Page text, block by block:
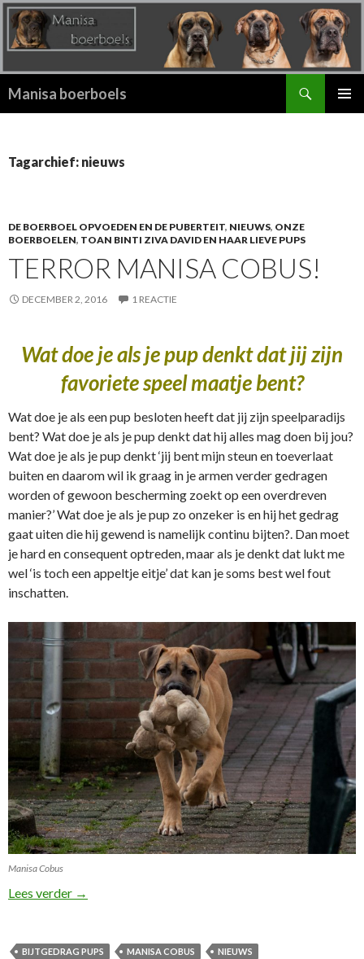
Manisa boerboels
Tagarchief: nieuws
DE BOERBOEL OPVOEDEN EN DE PUBERTEIT, NIEUWS, ONZE
BOERBOELEN, TOAN BINTI ZIVA DAVID EN HAAR LIEVE PUPS
TERROR MANISA COBUS!
DECEMBER 2, 2016 1 REACTIE
Wat doe je als je pup denkt dat jij zijn
favoriete speel maatje bent?
Wat doe je als een pup besloten heeft dat jij zijn speelparadijs
bent? Wat doe je als je pup denkt dat hij alles mag doen bij jou?
Wat doe je als je pup denkt ‘jij bent mijn steun en toeverlaat
buiten en daarom wil ik graag in je armen verder gedragen
worden of gewoon bescherming zoekt op een overdreven
manier?’ Wat doe je als je pup zo onzeker is en hij het gedrag
gaat uiten die hij gewend is namelijk continu bijten?. Dan moet
je hard en consequent optreden, maar als je denkt dat lukt me
wel ‘is toch een appeltje eitje’ dat kan je soms best wel fout
inschatten.
Manisa Cobus
Lees verder Terror Manisa Cobus!
→
BIJTGEDRAG PUPS MANISA COBUS
NIEUWS